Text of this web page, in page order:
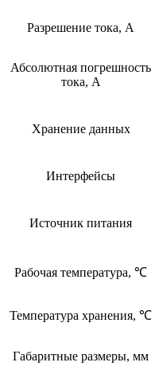
Разрешение тока, А
Абсолютная погрешность
тока, А
Хранение данных
Интерфейсы
Источник питания
Рабочая температура, ℃
Температура хранения, ℃
Габаритные размеры, мм